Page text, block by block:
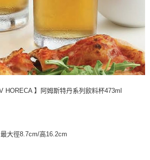
HORECA 】阿姆斯特丹系列飲料杯473ml
大徑8.7cm/高16.2cm